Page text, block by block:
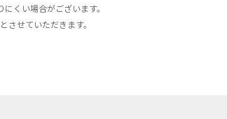
くい場合がございます。
せていただきます。